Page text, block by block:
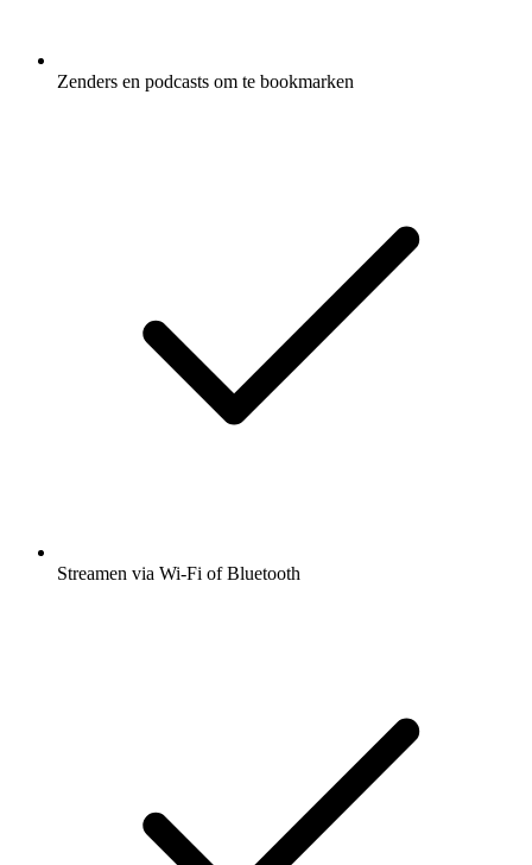
Zenders en podcasts om te bookmarken
Streamen via Wi-Fi of Bluetooth